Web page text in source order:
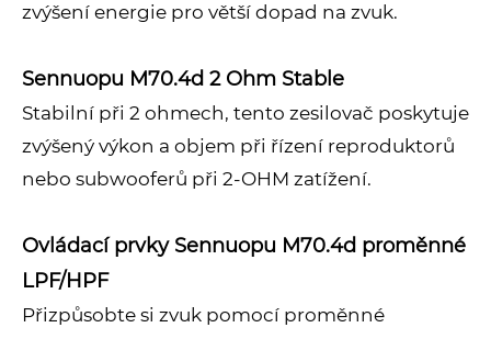
zvýšení energie pro větší dopad na zvuk.
Sennuopu M70.4d 2 Ohm Stable
Stabilní při 2 ohmech, tento zesilovač poskytuje
zvýšený výkon a objem při řízení reproduktorů
nebo subwooferů při 2-OHM zatížení.
Ovládací prvky Sennuopu M70.4d proměnné
LPF/HPF
Přizpůsobte si zvuk pomocí proměnné